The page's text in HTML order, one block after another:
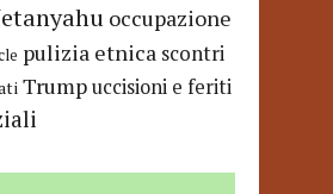
occupazione
pulizia etnica scontri
Trumpuccisioni e feriti